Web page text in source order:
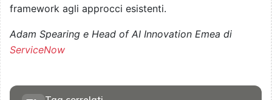
framework agli approcci esistenti.
Adam Spearing e Head of AI Innovation Emea di
ServiceNow